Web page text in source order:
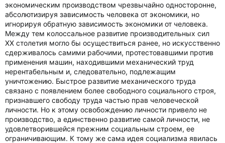
экономическим производством чрезвычайно односторонне,
абсолютизируя зависимость человека от экономики, но
игнорируя обратную зависимость экономики от человека.
Между тем колоссальное развитие производительных сил
XX столетия могло бы осуществиться ранее, но искусственно
сдерживалось самими рабочими, протестовавшими против
применения машин, находившими механический труд
нерентабельным и, следовательно, подлежащим
уничтожению. Быстрое развитие механического труда
связано с появлением более свободного социального строя,
признавшего свободу труда частью прав человеческой
личности. Но к этому освобождению личности привело не
производство, а единственно развитие самой личности, не
удовлетворившейся прежним социальным строем, ее
ограничивающим. К тому же сама идея социализма явилась